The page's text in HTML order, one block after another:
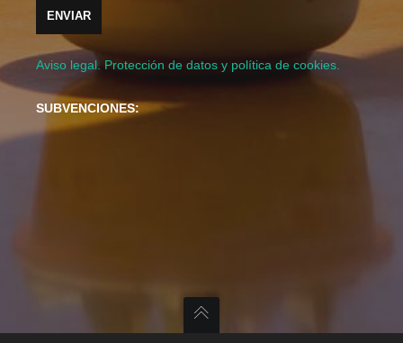
Aviso legal. Protección de datos y política de cookies.
SUBVENCIONES: